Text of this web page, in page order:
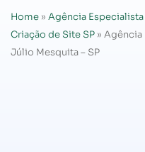
Home » Agência
Criação de Site SP » Agência
Júlio Mesquita – SP